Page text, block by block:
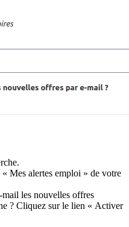
Mes alertes emploi » de votre
les nouvelles offres
? Cliquez sur le lien « Activer